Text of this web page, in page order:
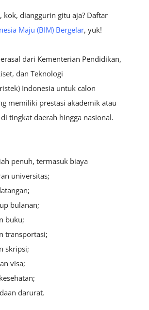
kok, dianggurin gitu aja? Daftar
Maju (BIM) Bergelar, yuk!
dari Kementerian Pendidikan,
dan Teknologi
Indonesia untuk calon
memiliki prestasi akademik atau
tingkat daerah hingga nasional.
penuh, termasuk biaya
universitas;
bulanan;
buku;
transportasi;
skripsi;
visa;
darurat.